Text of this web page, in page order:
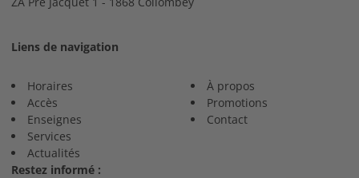
Liens de navigation
Horaires
Accès
Enseignes
Services
Actualités
À propos
Promotions
Contact
Restez informé :